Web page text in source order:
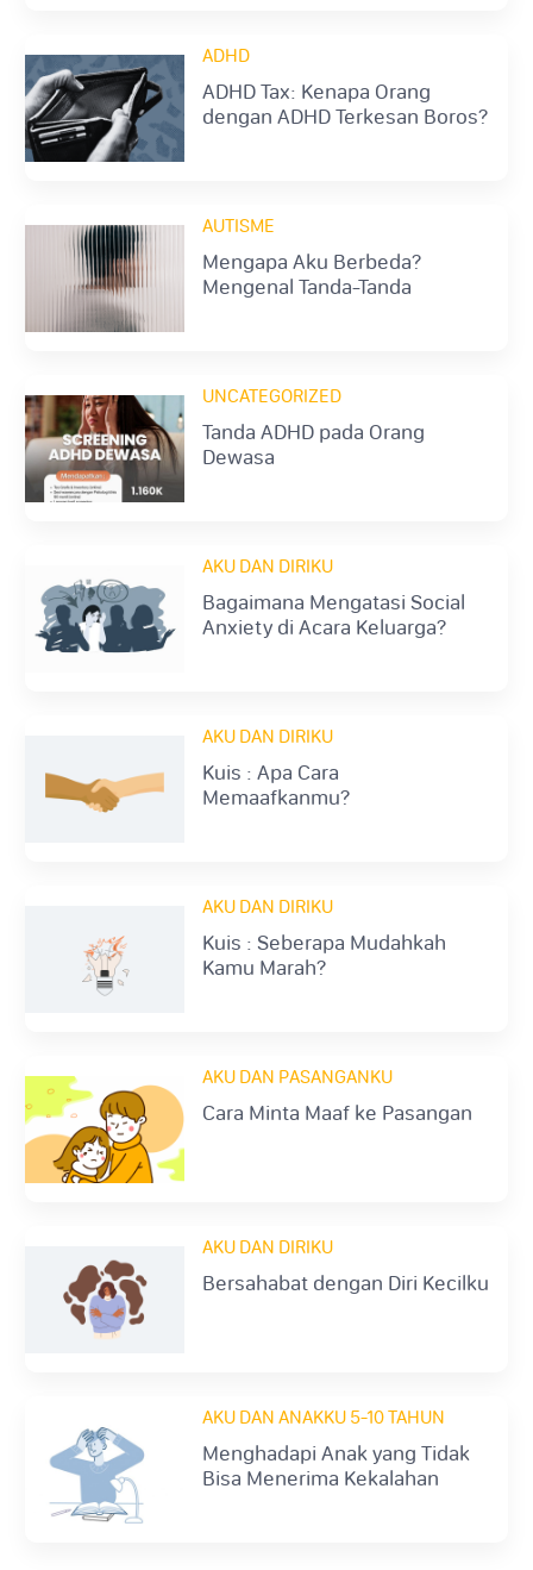
ADHD
ADHD Tax: Kenapa Orang
dengan ADHD Terkesan Boros?
AUTISME
Mengapa Aku Berbeda?
Mengenal Tanda-Tanda
UNCATEGORIZED
Tanda ADHD pada Orang
Dewasa
AKU DAN DIRIKU
Bagaimana Mengatasi Social
Anxiety di Acara Keluarga?
AKU DAN DIRIKU
Kuis : Apa Cara
Memaafkanmu?
AKU DAN DIRIKU
Kuis : Seberapa Mudahkah
Kamu Marah?
AKU DAN PASANGANKU
Cara Minta Maaf ke Pasangan
AKU DAN DIRIKU
Bersahabat dengan Diri Kecilku
AKU DAN ANAKKU 5-10 TAHUN
Menghadapi Anak yang Tidak
Bisa Menerima Kekalahan